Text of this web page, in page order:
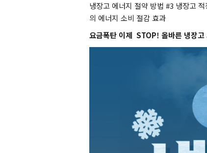
냉장고 에너지 절약 방법 #3 냉장고
의 에너지 소비 절감 효과
요금폭탄 이제 STOP! 올바른 냉장고